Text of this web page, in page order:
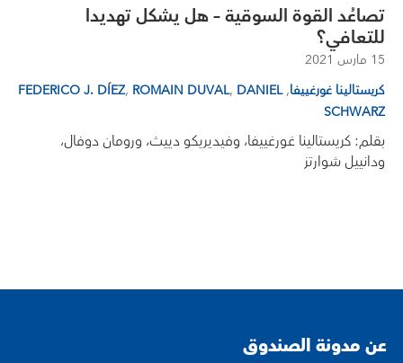
تصاعُد القوة السوقية – هل يشكل تهديدا
للتعافي؟
15 مارس 2021
كريستالينا غورغييفا,
FEDERICO J. DÍEZ, ROMAIN DUVAL, DANIEL
SCHWARZ
بقلم: كريستالينا غورغييفا، وفيديريكو دييث، ورومان دوفال،
ودانييل شوارتز
عن مدونة الصندوق